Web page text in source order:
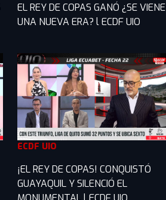
EL REY DE COPAS GANÓ ¿SE VIENE
UNA NUEVA ERA? l ECDF UIO
ECDF UIO
¡EL REY DE COPAS! CONQUISTÓ
GUAYAQUIL Y SILENCIÓ EL